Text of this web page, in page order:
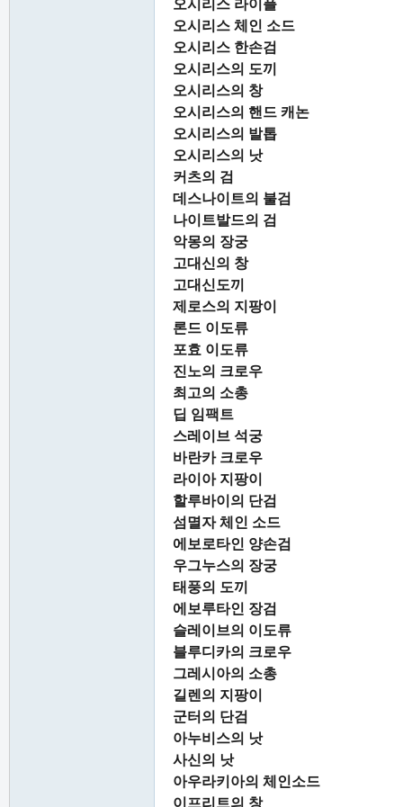
오시리스 라이플
오시리스 체인 소드
오시리스 한손검
오시리스의 도끼
오시리스의 창
오시리스의 핸드 캐논
오시리스의 발톱
오시리스의 낫
커츠의 검
데스나이트의 불검
나이트발드의 검
악몽의 장궁
고대신의 창
고대신도끼
제로스의 지팡이
론드 이도류
포효 이도류
진노의 크로우
최고의 소총
딥 임팩트
스레이브 석궁
바란카 크로우
라이아 지팡이
할루바이의 단검
섬멸자 체인 소드
에보로타인 양손검
우그누스의 장궁
태풍의 도끼
에보루타인 장검
슬레이브의 이도류
블루디카의 크로우
그레시아의 소총
길렌의 지팡이
군터의 단검
아누비스의 낫
사신의 낫
아우라키아의 체인소드
이프리트의 창